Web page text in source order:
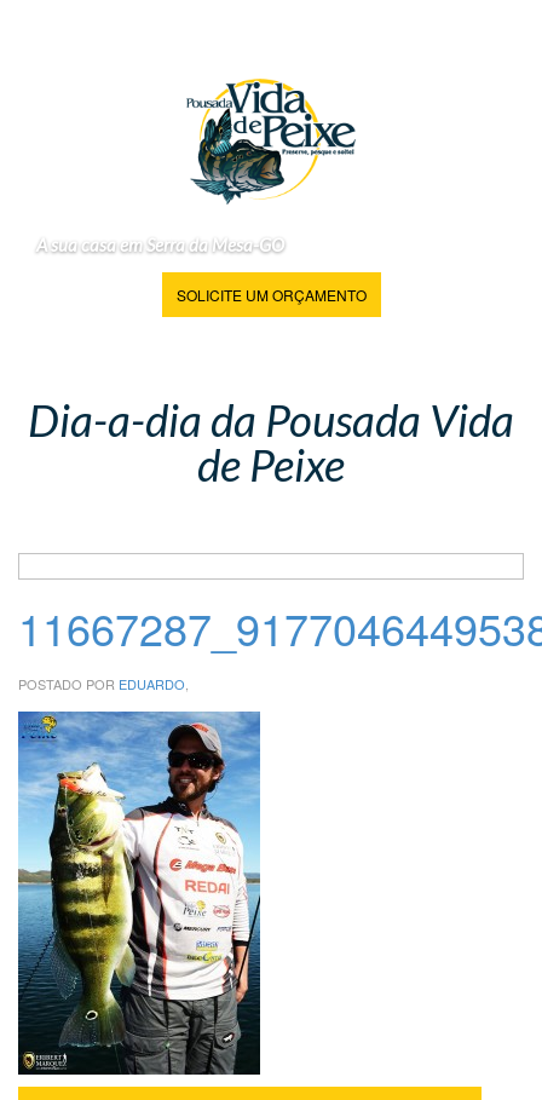
A sua casa em Serra da Mesa-GO
SOLICITE UM ORÇAMENTO
Dia-a-dia da Pousada Vida
de Peixe
POSTADO POR EDUARDO,